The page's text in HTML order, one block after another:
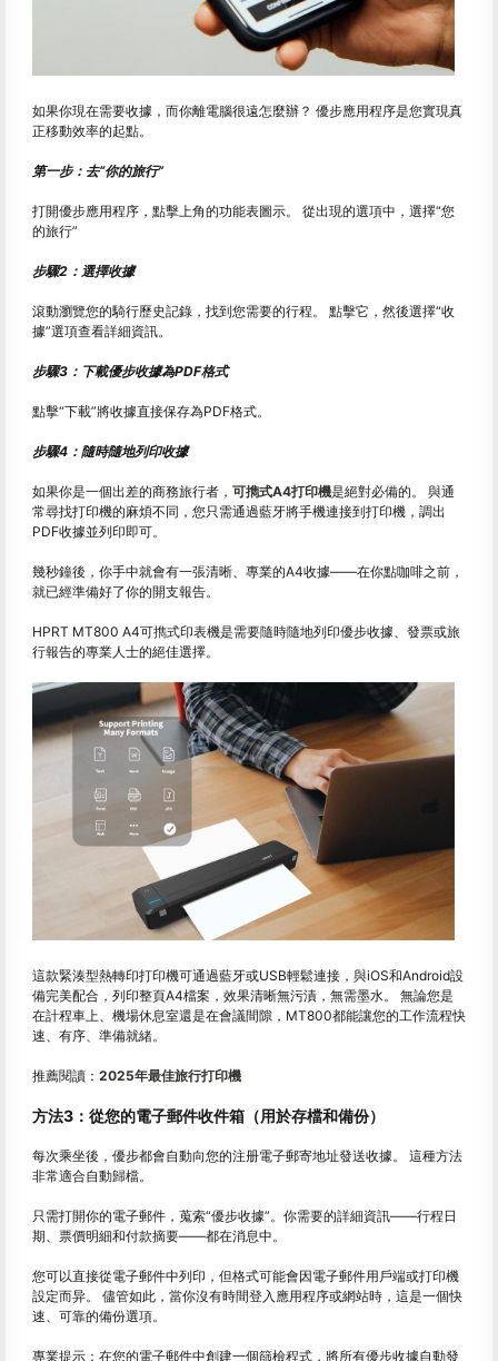
如果你現在需要收據，而你離電腦很遠怎麼辦？ 優步應用程序是您實現真
正移動效率的起點。
第一步：去“你的旅行”
打開優步應用程序，點擊上角的功能表圖示。 從出現的選項中，選擇“您
的旅行”
步驟2：選擇收據
滾動瀏覽您的騎行歷史記錄，找到您需要的行程。 點擊它，然後選擇“收
據”選項查看詳細資訊。
步驟3：下載優步收據為PDF格式
點擊“下載”將收據直接保存為PDF格式。
步驟4：隨時隨地列印收據
如果你是一個出差的商務旅行者， 可擕式A4打印機是絕對必備的。 與通
常尋找打印機的麻煩不同，您只需通過藍牙將手機連接到打印機，調出
PDF收據並列印即可。
幾秒鐘後，你手中就會有一張清晰、專業的A4收據——在你點咖啡之前，
就已經準備好了你的開支報告。
HPRT MT800 A4可擕式印表機是需要隨時隨地列印優步收據、發票或旅
行報告的專業人士的絕佳選擇。
這款緊湊型熱轉印打印機可通過藍牙或USB輕鬆連接，與iOS和Android設
備完美配合，列印整頁A4檔案，效果清晰無污漬，無需墨水。 無論您是
在計程車上、機場休息室還是在會議間隙，MT800都能讓您的工作流程快
速、有序、準備就緒。
推薦閱讀： 2025年最佳旅行打印機
方法3：從您的電子郵件收件箱（用於存檔和備份）
每次乘坐後，優步都會自動向您的注册電子郵寄地址發送收據。 這種方法
非常適合自動歸檔。
只需打開你的電子郵件，蒐索“優步收據”。你需要的詳細資訊——行程日
期、票價明細和付款摘要——都在消息中。
您可以直接從電子郵件中列印，但格式可能會因電子郵件用戶端或打印機
設定而异。 儘管如此，當你沒有時間登入應用程序或網站時，這是一個快
速、可靠的備份選項。
專業提示：在您的電子郵件中創建一個篩檢程式，將所有優步收據自動發